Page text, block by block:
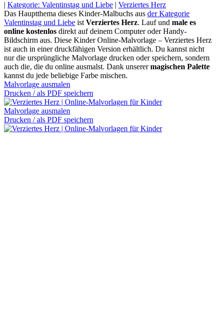
| Kategorie: Valentinstag und Liebe | Verziertes Herz
Das Hauptthema dieses Kinder-Malbuchs aus der Kategorie
Valentinstag und Liebe istVerziertes Herz. Lauf und male es
online kostenlos direkt auf deinem Computer oder Handy-
Bildschirm aus. Diese Kinder Online-Malvorlage – Verziertes Herz
ist auch in einer druckfähigen Version erhältlich. Du kannst nicht
nur die ursprüngliche Malvorlage drucken oder speichern, sondern
auch die, die du online ausmalst. Dank unserermagischen Palette
kannst du jede beliebige Farbe mischen.
Malvorlage ausmalen
Drucken / als PDF speichern
Malvorlage ausmalen
Drucken / als PDF speichern